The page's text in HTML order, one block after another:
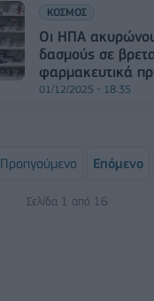
ΚΟΣΜΟΣ
Οι ΗΠΑ
δασμούς σε
φαρμακευτικά
01/12/2025 - 18:35
Προηγούμενο Επόμενο
Σελίδα 1 από 16